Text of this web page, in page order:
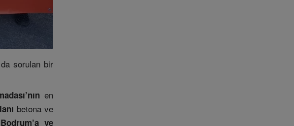
da sorulan bir
en
betona ve
Bodrum’a ve